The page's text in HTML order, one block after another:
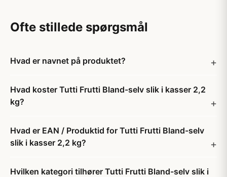
Ofte stillede spørgsmål
Hvad er navnet på produktet?
Hvad koster Tutti Frutti Bland-selv slik i kasser 2,2
kg?
Hvad er EAN / Produktid for Tutti Frutti Bland-selv
slik i kasser 2,2 kg?
Hvilken kategori tilhører Tutti Frutti Bland-selv slik i